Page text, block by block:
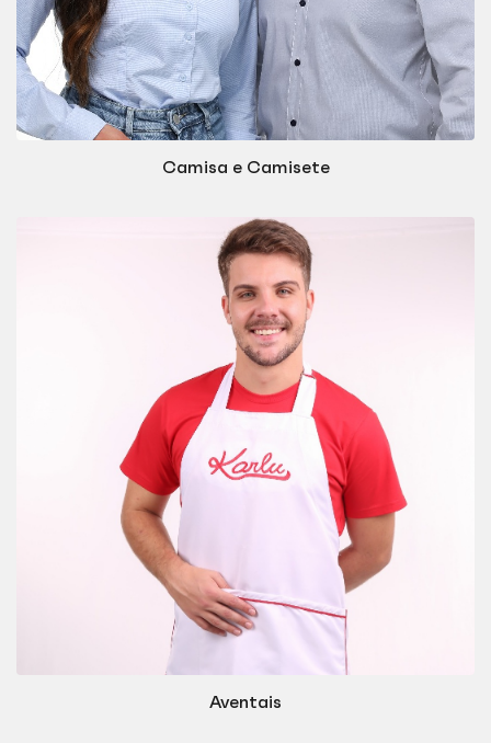
Camisa e Camisete
Aventais